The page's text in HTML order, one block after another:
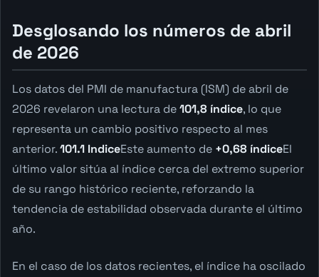
Desglosando los números de abril
de 2026
Los datos del PMI de manufactura (ISM) de abril de
2026 revelaron una lectura de101,8 índice, lo que
representa un cambio positivo respecto al mes
anterior.101.1 IndiceEste aumento de +0,68 índiceEl
último valor sitúa al índice cerca del extremo superior
de su rango histórico reciente, reforzando la
tendencia de estabilidad observada durante el último
año.
En el caso de los datos recientes, el índice ha oscilado